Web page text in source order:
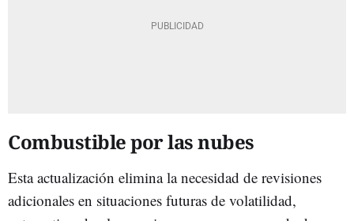
Combustible por las nubes
Esta actualización elimina la necesidad de revisiones
adicionales en situaciones futuras de volatilidad,